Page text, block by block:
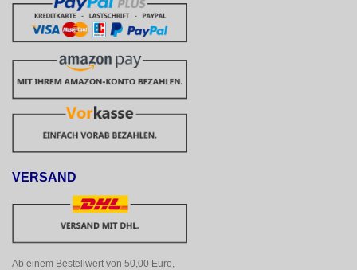
VERSAND
Ab einem Bestellwert von 50,00 Euro,